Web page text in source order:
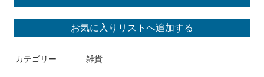
お気に入りリストへ追加する
カテゴリー 雑貨